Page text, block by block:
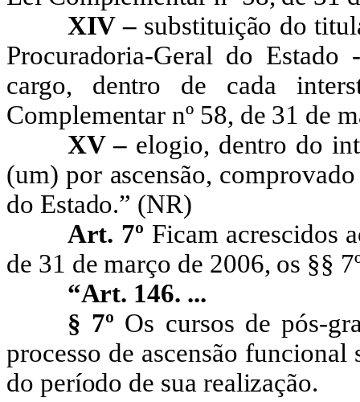
XIV – substituição do
Procuradoria-Geral do
cargo, dentro de cada
Complementar nº 58, de 31 de
XV – elogio, dentro do
(um) por ascensão,
do Estado.” (NR)
Art. 7º Ficam acrescidos
de 31 de março de 2006, os §§
“Art. 146. ...
§ 7º Os cursos de pós-
processo de ascensão funcional
do período de sua realização.